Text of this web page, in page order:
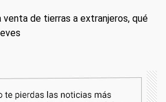
de tierras a extranjeros, qué